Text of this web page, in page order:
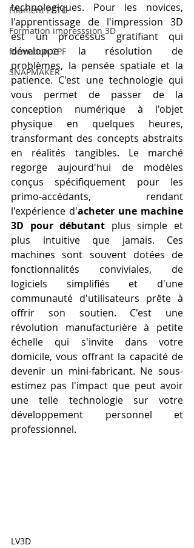
Filament PETG
Formation impresssion 3D
formation CPF
SNAPMAKER
technologiques. Pour les novices,
l'apprentissage de l'impression 3D
est un processus gratifiant qui
développe la résolution de
problèmes, la pensée spatiale et la
patience. C'est une technologie qui
vous permet de passer de la
conception numérique à l'objet
physique en quelques heures,
transformant des concepts abstraits
en réalités tangibles. Le marché
regorge aujourd'hui de modèles
conçus spécifiquement pour les
primo-accédants, rendant
l'expérience d'acheter une machine
3D pour débutant plus simple et
plus intuitive que jamais. Ces
machines sont souvent dotées de
fonctionnalités conviviales, de
logiciels simplifiés et d'une
communauté d'utilisateurs prête à
offrir son soutien. C'est une
révolution manufacturière à petite
échelle qui s'invite dans votre
domicile, vous offrant la capacité de
devenir un mini-fabricant. Ne sous-
estimez pas l'impact que peut avoir
une telle technologie sur votre
développement personnel et
professionnel.
LV3D